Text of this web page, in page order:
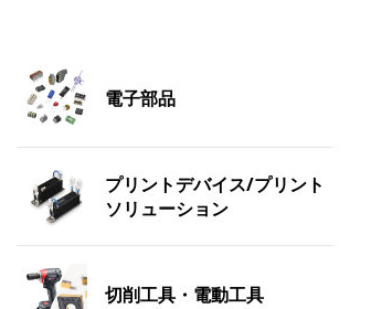
電子部品
プリントデバイス/プリント
ソリューション
切削工具・電動工具